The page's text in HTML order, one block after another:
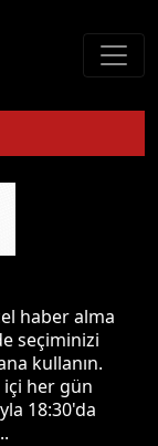
haber alma
seçiminizi
kullanın.
içi her gün
18:30'da